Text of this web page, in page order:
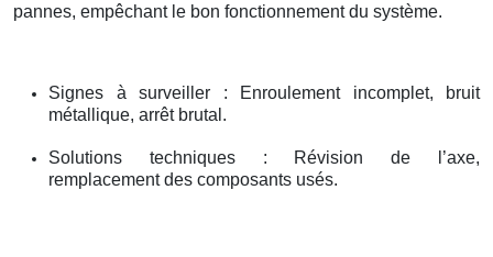
pannes, empêchant le bon fonctionnement du système.
Signes à surveiller : Enroulement incomplet, bruit
métallique, arrêt brutal.
Solutions techniques : Révision de l’axe,
remplacement des composants usés.